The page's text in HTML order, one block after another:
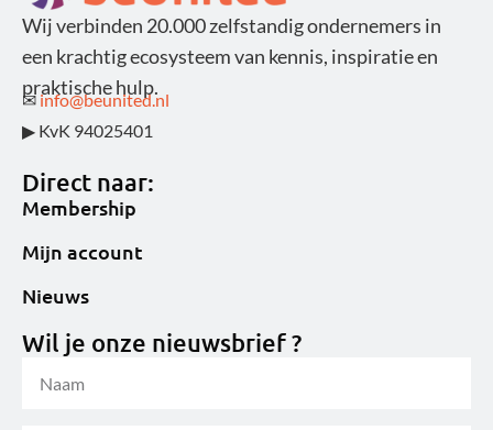
Wij verbinden 20.000 zelfstandig ondernemers in
een krachtig ecosysteem van kennis, inspiratie en
praktische hulp.
✉ info@beunited.nl
▶ KvK 94025401
Direct naar:
Membership
Mijn account
Nieuws
Wil je onze nieuwsbrief ?